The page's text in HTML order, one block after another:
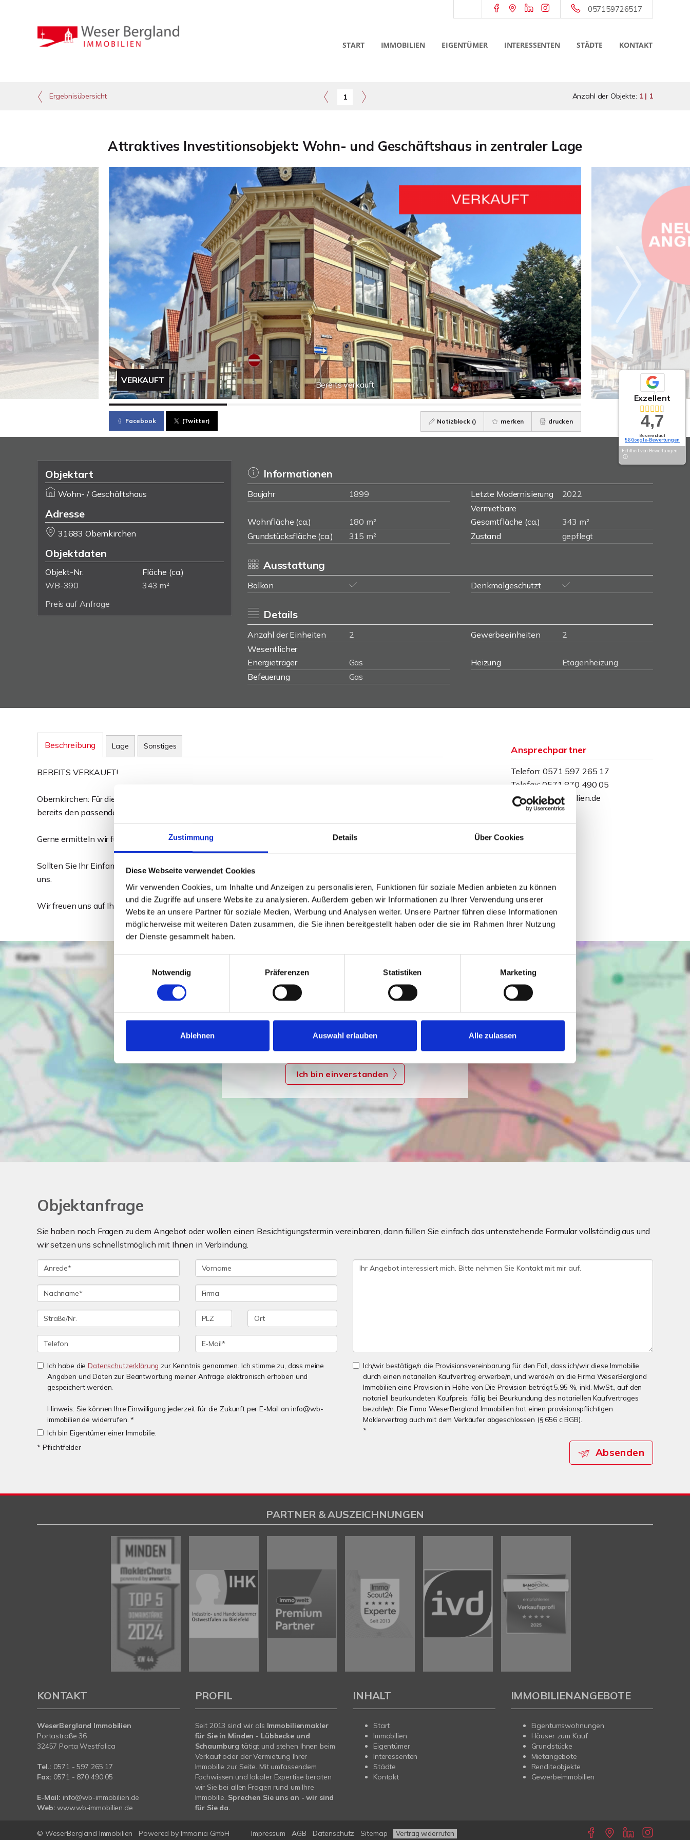
Zustimmung Details Über Cookies
Diese Webseite verwendet Cookies
Wir verwenden Cookies, um Inhalte und Anzeigen zu personalisieren, Funktionen für soziale Medien anbieten zu können
und die Zugriffe auf unsere Website zu analysieren. Außerdem geben wir Informationen zu Ihrer Verwendung unserer
Website an unsere Partner für soziale Medien, Werbung und Analysen weiter. Unsere Partner führen diese Informationen
möglicherweise mit weiteren Daten zusammen, die Sie ihnen bereitgestellt haben oder die sie im Rahmen Ihrer Nutzung
der Dienste gesammelt haben.
Notwendig
Präferenzen Statistiken Marketing
Ablehnen Auswahl erlauben Alle zulassen
057159726517
START IMMOBILIEN EIGENTÜMER INTERESSENTEN STÄDTE KONTAKT
Ergebnisübersicht 1 Anzahl der Objekte: 1 | 1
Attraktives Investitionsobjekt: Wohn- und Geschäftshaus in zentraler Lage
Bereits verkauft
VERKAUFT
Facebook (Twitter) Notizblock () merken drucken
Objektart
Wohn- / Geschäftshaus
Adresse
31683 Obernkirchen
Objektdaten
Objekt-Nr.
WB-390
Fläche (ca.)
343 m²
Preis auf Anfrage
Informationen
Baujahr 1899 Letzte Modernisierung 2022
Wohnfläche (ca.) 180 m²
Vermietbare
Gesamtfläche (ca.)
343 m²
Grundstücksfläche (ca.)
315 m² Zustand gepflegt
Ausstattung
Balkon Denkmalgeschützt
Details
Anzahl der Einheiten 2 Gewerbeeinheiten
2
Wesentlicher
Energieträger
Gas Heizung
Etagenheizung
Befeuerung
Gas
Beschreibung Lage Sonstiges
BEREITS VERKAUFT!
Obernkirchen: Für dieses außergewöhnliche Wohn- und Geschäftshaus unter Denkmalschutz haben wir
bereits den passenden Investor gefunden. Wir suchen für weitere Kunden vergleichbare Immobilien.
Gerne ermitteln wir für Sie den aktuellen Marktwert Ihrer Immobilie.
Sollten Sie Ihr Einfamilienhaus, Zweifamilienhaus oder Baugrundstück verkaufen wollen, melden Sie sich bei
uns.
Wir freuen uns auf Ihre Kontaktaufnahme!
Ansprechpartner
Telefon: 0571 597 265 17
Telefax: 0571 870 490 05
info@wb-immobilien.de
Ich bin damit einverstanden, dass mir Karten von Google
angezeigt werden. Es gelten die Datenschutzbedingungen
Ich bin einverstanden
Objektanfrage
Sie haben noch Fragen zu dem Angebot oder wollen einen Besichtigungstermin vereinbaren, dann füllen Sie einfach das untenstehende Formular vollständig aus und
wir setzen uns schnellstmöglich mit Ihnen in Verbindung.
Ich habe dieDatenschutzerklärung zur Kenntnis genommen. Ich stimme zu, dass meine
Angaben und Daten zur Beantwortung meiner Anfrage elektronisch erhoben und
gespeichert werden.
Hinweis: Sie können Ihre Einwilligung jederzeit für die Zukunft per E-Mail an info@wb-
immobilien.de widerrufen. *
Ich bin Eigentümer einer Immobilie.
Ich/wir bestätige/n die Provisionsvereinbarung für den Fall, dass ich/wir diese Immobilie
durch einen notariellen Kaufvertrag erwerbe/n, und werde/n an die Firma WeserBergland
Immobilien eine Provision in Höhe von Die Provision beträgt 5,95 %, inkl. MwSt., auf den
notariell beurkundeten Kaufpreis. fällig bei Beurkundung des notariellen Kaufvertrages
bezahle/n. Die Firma WeserBergland Immobilien hat einen provisionspflichtigen
Maklervertrag auch mit dem Verkäufer abgeschlossen (§ 656 c BGB).
*
* Pflichtfelder
Absenden
Exzellent
4,7
Basierend auf
56 Google-Bewertungen
Echtheit von Bewertungen
PARTNER & AUSZEICHNUNGEN
KONTAKT
WeserBergland Immobilien
Portastraße 36
32457 Porta Westfalica
Tel.: 0571 - 597 265 17
Fax: 0571 - 870 490 05
E-Mail: info@wb-immobilien.de
Web: www.wb-immobilien.de
PROFIL
Seit 2013 sind wir als Immobilienmakler
für Sie in Minden - Lübbecke und
Schaumburgtätigt und stehen Ihnen beim
Verkauf oder der Vermietung Ihrer
Immobilie zur Seite. Mit umfassendem
Fachwissen und lokaler Expertise beraten
wir Sie bei allen Fragen rund um Ihre
Immobilie. Sprechen Sie uns an - wir sind
für Sie da.
INHALT
Start
Immobilien
Eigentümer
Interessenten
Städte
Kontakt
IMMOBILIENANGEBOTE
Eigentumswohnungen
Häuser zum Kauf
Grundstücke
Mietangebote
Renditeobjekte
Gewerbeimmobilien
© WeserBergland Immobilien Powered by Immonia GmbH Impressum AGB Datenschutz Sitemap Vertrag widerrufen